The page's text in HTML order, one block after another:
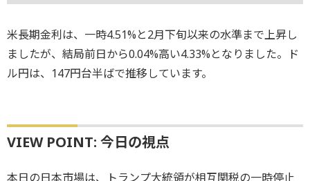
米長期金利は、一時4.51%と2月下旬以来の水準まで上昇し
ましたが、結局前日から0.04%高い4.33%となりました。ド
ル円は、147円台半ばで推移しています。
VIEW POINT: 今日の視点
本日の日本市場は、トランプ大統領が相互関税の一時停止